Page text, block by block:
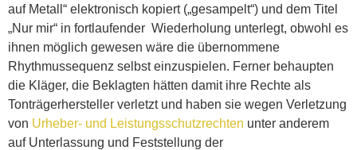
auf Metall“ elektronisch kopiert („gesampelt“) und dem Titel
„Nur mir“ in fortlaufender Wiederholung unterlegt, obwohl es
ihnen möglich gewesen wäre die übernommene
Rhythmussequenz selbst einzuspielen. Ferner behaupten
die Kläger, die Beklagten hätten damit ihre Rechte als
Tonträgerhersteller verletzt und haben sie wegen Verletzung
von Urheber- und Leistungsschutzrechten unter anderem
auf Unterlassung und Feststellung der